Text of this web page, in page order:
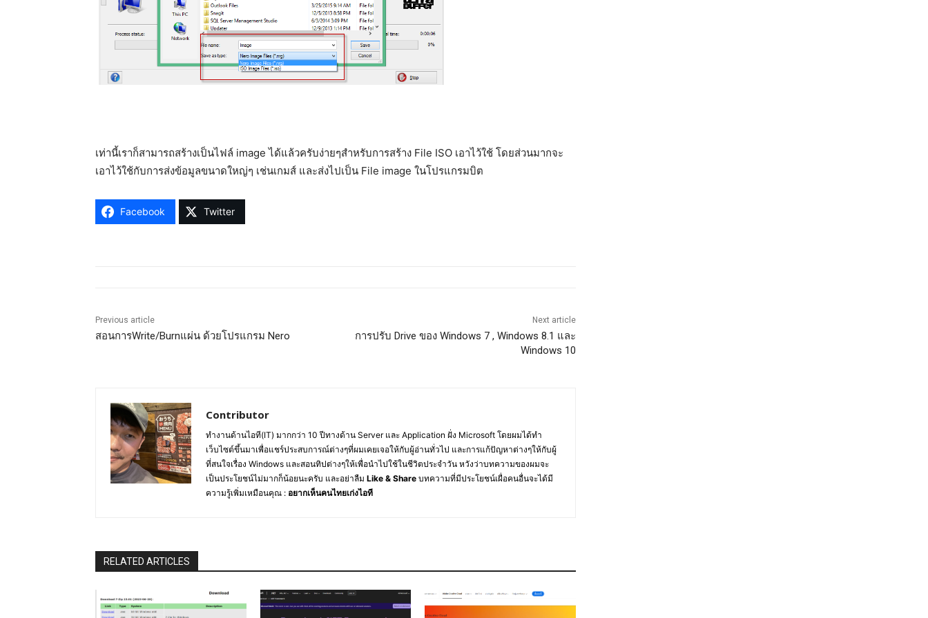
เท่านี้เราก็สามารถสร้างเป็นไฟล์ image ได้แล้วครับง่ายๆสำหรับการสร้าง File ISO เอาไว้ใช้ โดยส่วนมากจะ
เอาไว้ใช้กับการส่งข้อมูลขนาดใหญ่ๆ เช่นเกมส์ และส่งไปเป็น File image ในโปรแกรมบิต
Facebook Twitter
Previous article
สอนการWrite/Burnแผ่น ด้วยโปรแกรม Nero
Next article
การปรับ Drive ของ Windows 7 , Windows 8.1 และ
Windows 10
Contributor
ทำงานด้านไอที(IT) มากกว่า 10 ปีทางด้าน Server และ Application ฝั่ง Microsoft โดยผมได้ทำ
เว็บไซต์ขึ้นมาเพื่อแชร์ประสบการณ์ต่างๆที่ผมเคยเจอให้กับผู้อ่านทั่วไป และการแก้ปัญหาต่างๆให้กับผู้
ที่สนใจเรื่อง Windows และสอนทิปต่างๆให้เพื่อนำไปใช้ในชีวิตประจำวัน หวังว่าบทความของผมจะ
เป็นประโยชน์ไม่มากก็น้อยนะครับ และอย่าลืม Like & Share บทความที่มีประโยชน์เผื่อคนอื่นจะได้มี
ความรู้เพิ่มเหมือนคุณ : อยากเห็นคนไทยเก่งไอที
RELATED ARTICLES